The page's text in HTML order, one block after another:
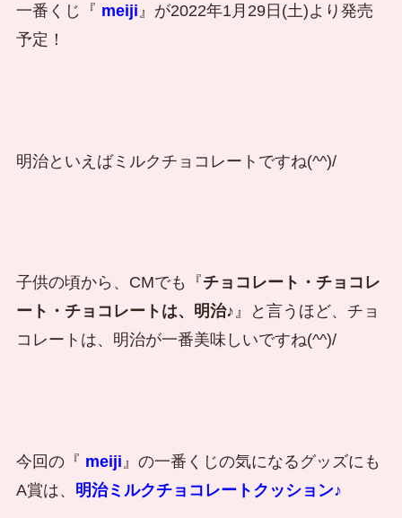
一番くじ『 meiji 』が2022年1月29日(土)より発売
予定！
明治といえばミルクチョコレートですね(^^)/
子供の頃から、CMでも『チョコレート・チョコレ
ート・チョコレートは、明治♪』と言うほど、チョ
コレートは、明治が一番美味しいですね(^^)/
今回の『 meiji 』の一番くじの気になるグッズにも
A賞は、 明治ミルクチョコレートクッション♪